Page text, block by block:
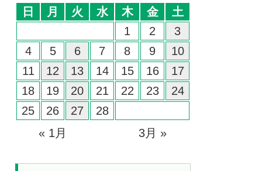
日
月 火 水 木 金 土
« 1月 3月 »
1 2
3
4
5 6 7 8 9
10
11
12 13 14 15 16
17
18
19 20 21 22 23
24
25
26 27 28